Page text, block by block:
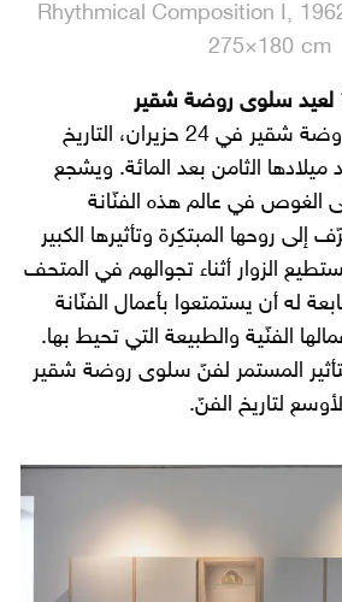
.Rhythmical Composition I,
275×180 cm
إفتُتِحَ متحف سلوى روضة شقير في 24 حزيران، التاريخ
اﻟثامن بعد المائة. ويشجع
الغوص في عالم هذه الفنّانة
إلى روحها المبتكِرة وتأثيرها الكبير
الزوار أثناء تجوالهم في المتحف
له أن يستمتعوا بأعمال الفنّانة
الفنّية والطبيعة التي تحيط بها.
المستمر لفنّ سلوى روضة شقير
لتاريخ الفنّ.